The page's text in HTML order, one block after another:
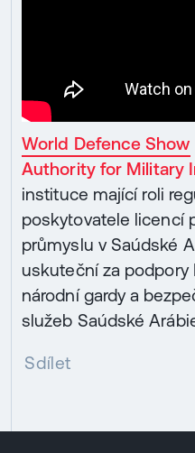
World Defence Show
Authority for Military
instituce mající roli
poskytovatele licencí
průmyslu v Saúdské
uskuteční za podpory
národní gardy a
služeb Saúdské
Sdílet